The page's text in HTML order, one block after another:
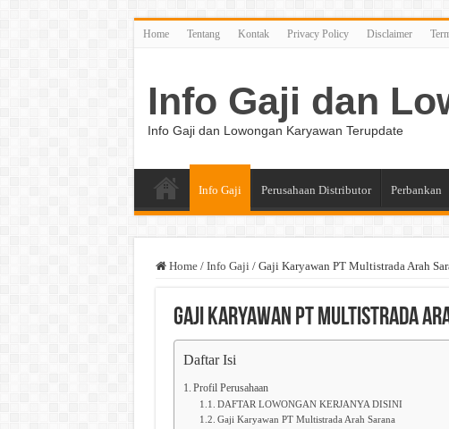
Home Tentang Kontak Privacy Policy Disclaimer
Info Gaji dan
Info Gaji dan Lowongan Karyawan Terupdate
Info Gaji Perusahaan Distributor Perbankan
Home / Info Gaji / Gaji Karyawan PT Multistrada Arah
Gaji Karyawan PT Multistrada
Daftar Isi
Profil Perusahaan
DAFTAR LOWONGAN KERJANYA DISINI
Gaji Karyawan PT Multistrada Arah Sarana